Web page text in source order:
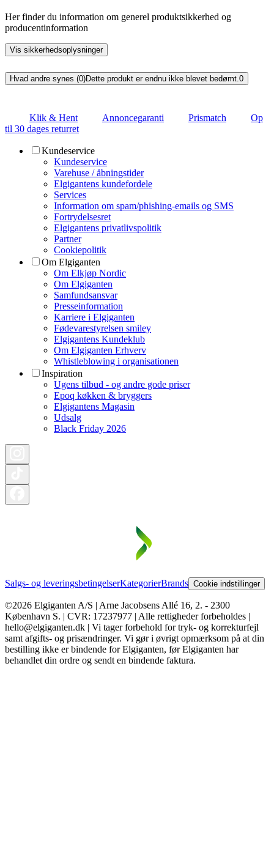
Her finder du information om generel produktsikkerhed og
producentinformation
Vis sikkerhedsoplysninger
Hvad andre synes (0)Dette produkt er endnu ikke blevet bedømt. 0
Klik & Hent Annoncegaranti Prismatch
Op
til 30 dages returret
Kundeservice
Kundeservice
Varehuse / åbningstider
Elgigantens kundefordele
Services
Information om spam/phishing-emails og SMS
Fortrydelsesret
Elgigantens privatlivspolitik
Partner
Cookiepolitik
Om Elgiganten
Om Elkjøp Nordic
Om Elgiganten
Samfundsansvar
Presseinformation
Karriere i Elgiganten
Fødevarestyrelsen smiley
Elgigantens Kundeklub
Om Elgiganten Erhverv
Whistleblowing i organisationen
Inspiration
Ugens tilbud - og andre gode priser
Epoq køkken & bryggers
Elgigantens Magasin
Udsalg
Black Friday 2026
Salgs- og leveringsbetingelserKategorierBrands Cookie indstillinger
©2026 Elgiganten A/S | Arne Jacobsens Allé 16, 2. - 2300
København S. | CVR: 17237977 | Alle rettigheder forbeholdes |
hello@elgiganten.dk | Vi tager forbehold for tryk- og korrekturfejl
samt afgifts- og prisændringer. Vi gør i øvrigt opmærksom på at din
bestilling ikke er bindende for Elgiganten, før Elgiganten har
behandlet din ordre og sendt en bindende faktura.